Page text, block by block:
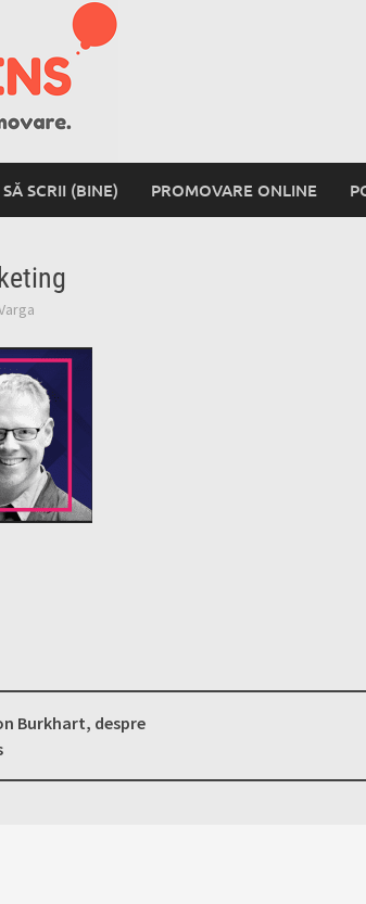
SCRII (BINE) PROMOVARE ONLINE
Burkhart, despre